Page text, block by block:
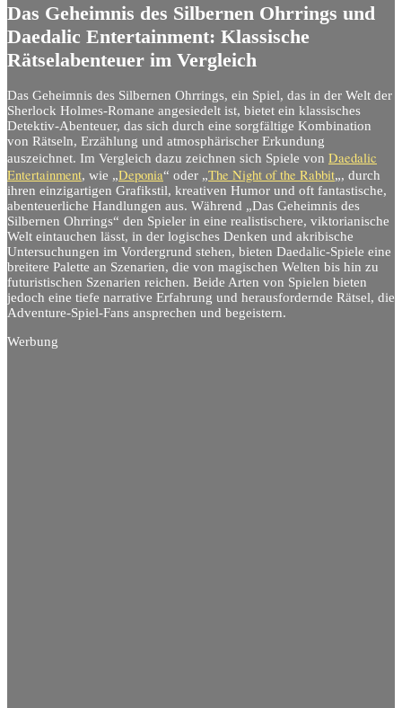
Das Geheimnis des Silbernen Ohrrings und
Daedalic Entertainment: Klassische
Rätselabenteuer im Vergleich
Das Geheimnis des Silbernen Ohrrings, ein Spiel, das in der Welt der
Sherlock Holmes-Romane angesiedelt ist, bietet ein klassisches
Detektiv-Abenteuer, das sich durch eine sorgfältige Kombination
von Rätseln, Erzählung und atmosphärischer Erkundung
auszeichnet. Im Vergleich dazu zeichnen sich Spiele von Daedalic
Entertainment, wie „Deponia“ oder „The Night of the Rabbit„, durch
ihren einzigartigen Grafikstil, kreativen Humor und oft fantastische,
abenteuerliche Handlungen aus. Während „Das Geheimnis des
Silbernen Ohrrings“ den Spieler in eine realistischere, viktorianische
Welt eintauchen lässt, in der logisches Denken und akribische
Untersuchungen im Vordergrund stehen, bieten Daedalic-Spiele eine
breitere Palette an Szenarien, die von magischen Welten bis hin zu
futuristischen Szenarien reichen. Beide Arten von Spielen bieten
jedoch eine tiefe narrative Erfahrung und herausfordernde Rätsel, die
Adventure-Spiel-Fans ansprechen und begeistern.
Werbung